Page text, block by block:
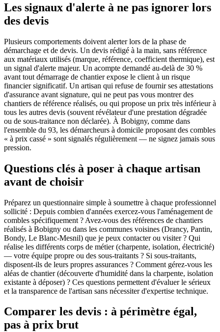
Les signaux d'alerte à ne pas ignorer lors
des devis
Plusieurs comportements doivent alerter lors de la phase de
démarchage et de devis. Un devis rédigé à la main, sans référence
aux matériaux utilisés (marque, référence, coefficient thermique), est
un signal d'alerte majeur. Un acompte demandé au-delà de 30 %
avant tout démarrage de chantier expose le client à un risque
financier significatif. Un artisan qui refuse de fournir ses attestations
d'assurance avant signature, qui ne peut pas vous montrer des
chantiers de référence réalisés, ou qui propose un prix très inférieur à
tous les autres devis (souvent révélateur d'une prestation dégradée
ou de sous-traitance non déclarée). À Bobigny, comme dans
l'ensemble du 93, les démarcheurs à domicile proposant des combles
« à prix cassé » sont signalés régulièrement — ne signez jamais sous
pression.
Questions clés à poser à chaque artisan
avant de choisir
Préparez un questionnaire simple à soumettre à chaque professionnel
sollicité : Depuis combien d'années exercez-vous l'aménagement de
combles spécifiquement ? Avez-vous des références de chantiers
réalisés à Bobigny ou dans les communes voisines (Drancy, Pantin,
Bondy, Le Blanc-Mesnil) que je peux contacter ou visiter ? Qui
réalise les différents corps de métier (charpente, isolation, électricité)
— votre équipe propre ou des sous-traitants ? Si sous-traitants,
disposent-ils de leurs propres assurances ? Comment gérez-vous les
aléas de chantier (découverte d'humidité dans la charpente, isolation
existante à déposer) ? Ces questions permettent d'évaluer le sérieux
et la transparence de l'artisan sans nécessiter d'expertise technique.
Comparer les devis : à périmètre égal,
pas à prix brut